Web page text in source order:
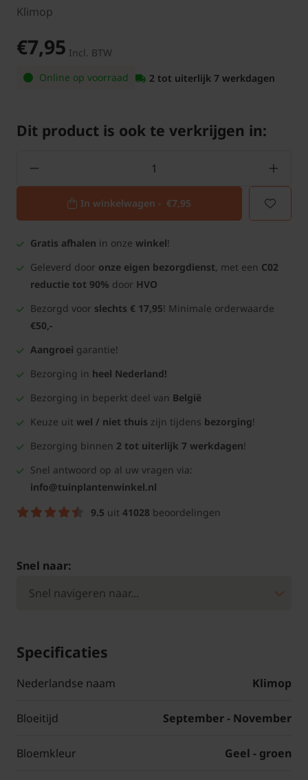
Klimop
€7,95 Incl. BTW
Online op voorraad
2 tot uiterlijk 7 werkdagen
Dit product is ook te verkrijgen in:
In winkelwagen - €7,95
Gratis afhalen in onze winkel!
Geleverd door onze eigen bezorgdienst, met een C02
reductie tot 90% door HVO
Bezorgd voor slechts € 17,95! Minimale orderwaarde
€50,-
Aangroei garantie!
Bezorging in heel Nederland!
Bezorging in beperkt deel van België
Keuze uit wel / niet thuis zijn tijdens bezorging!
Bezorging binnen 2 tot uiterlijk 7 werkdagen!
Snel antwoord op al uw vragen via:
info@tuinplantenwinkel.nl
9.5 uit 41028 beoordelingen
Snel naar:
Specificaties
Nederlandse naam Klimop
Bloeitijd September - November
Bloemkleur Geel - groen